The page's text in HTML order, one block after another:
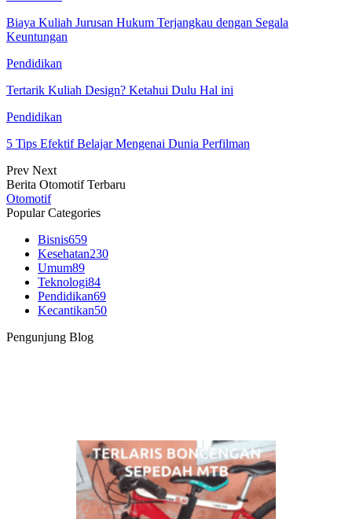
Biaya Kuliah Jurusan Hukum Terjangkau dengan Segala
Keuntungan
Pendidikan
Tertarik Kuliah Design? Ketahui Dulu Hal ini
Pendidikan
5 Tips Efektif Belajar Mengenai Dunia Perfilman
Prev Next
Berita Otomotif Terbaru
Otomotif
Popular Categories
Bisnis659
Kesehatan230
Umum89
Teknologi84
Pendidikan69
Kecantikan50
Pengunjung Blog